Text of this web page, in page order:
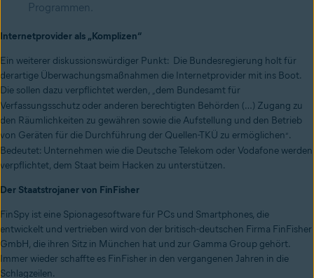
Programmen.
Internetprovider als „Komplizen“
Ein weiterer diskussionswürdiger Punkt: Die Bundesregierung holt für
derartige Überwachungsmaßnahmen die Internetprovider mit ins Boot.
Die sollen dazu verpflichtet werden, „dem Bundesamt für
Verfassungsschutz oder anderen berechtigten Behörden (…) Zugang zu
den Räumlichkeiten zu gewähren sowie die Aufstellung und den Betrieb
von Geräten für die Durchführung der Quellen-TKÜ zu ermöglichen“.
Bedeutet: Unternehmen wie die Deutsche Telekom oder Vodafone werden
verpflichtet, dem Staat beim Hacken zu unterstützen.
Der Staatstrojaner von FinFisher
FinSpy ist eine Spionagesoftwarefür PCs und Smartphones, die
entwickelt und vertrieben wird von der britisch-deutschen Firma FinFisher
GmbH, die ihren Sitz in München hat und zur Gamma Group gehört.
Immer wieder schaffte es FinFisher in den vergangenen Jahren in die
Schlagzeilen.